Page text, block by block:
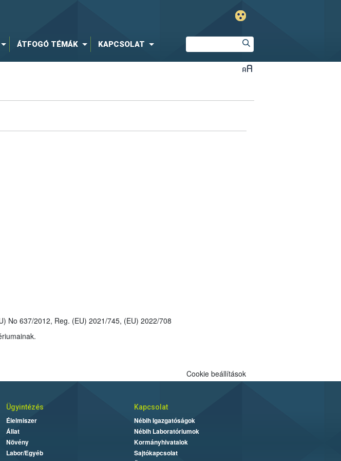
ÁTFOGÓ TÉMÁK KAPCSOLAT
Reg. (EU) No 540/2011, Reg. (EU) No 637/2012, Reg. (EU) 2021/745, (EU) 2022/708
VI. melléklet kritériumainak.
Cookie beállítások
Ügyintézés
Élelmiszer
Állat
Növény
Labor/Egyéb
Kapcsolat
Nébih Igazgatóságok
Nébih Laboratóriumok
Kormányhivatalok
Sajtókapcsolat